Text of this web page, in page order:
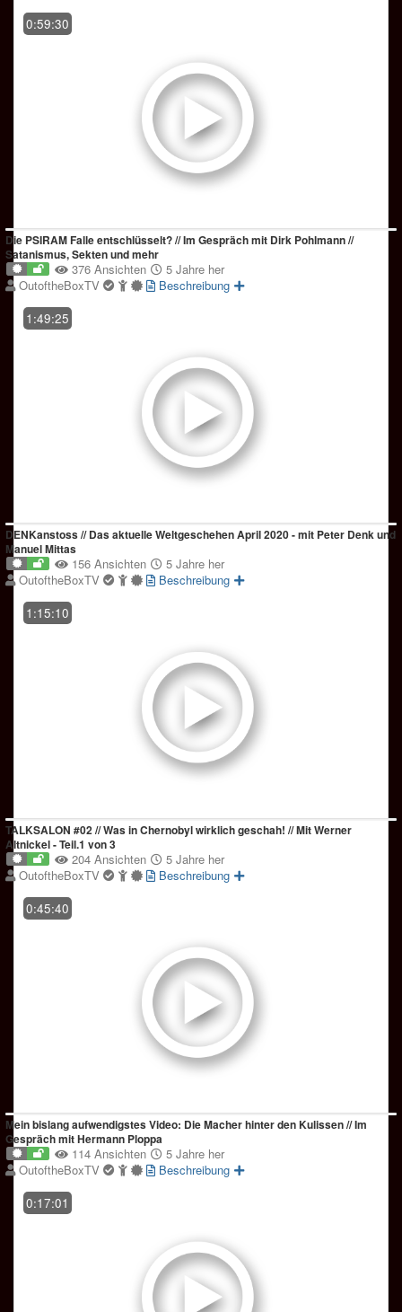
0:59:30
Die PSIRAM Falle entschlüsselt? // Im Gespräch mit Dirk Pohlmann //
Satanismus, Sekten und mehr
376 Ansichten
5 Jahre her
OutoftheBoxTV
Beschreibung
1:49:25
DENKanstoss // Das aktuelle Weltgeschehen April 2020 - mit Peter Denk und
Manuel Mittas
156 Ansichten
5 Jahre her
OutoftheBoxTV
Beschreibung
1:15:10
TALKSALON #02 // Was in Chernobyl wirklich geschah! // Mit Werner
Altnickel - Teil.1 von 3
204 Ansichten
5 Jahre her
OutoftheBoxTV
Beschreibung
0:45:40
Mein bislang aufwendigstes Video: Die Macher hinter den Kulissen // Im
Gespräch mit Hermann Ploppa
114 Ansichten
5 Jahre her
OutoftheBoxTV
Beschreibung
0:17:01